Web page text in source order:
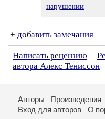
нарушении
+ добавить замечания
Написать рецензию
автора Алекс Тениссон
Авторы Произведения
Вход для авторов
О